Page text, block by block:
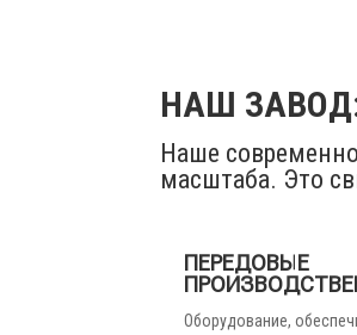
НАШ
Наше
масштаба. Это
ПЕРЕДОВЫЕ
Оборудование,